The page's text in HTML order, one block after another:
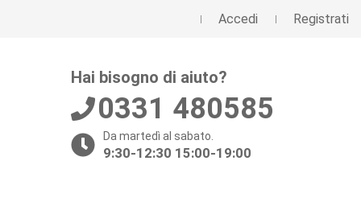
Accedi Registrati
Hai bisogno di aiuto?
0331 480585
Da martedì al sabato.
9:30-12:30 15:00-19:00